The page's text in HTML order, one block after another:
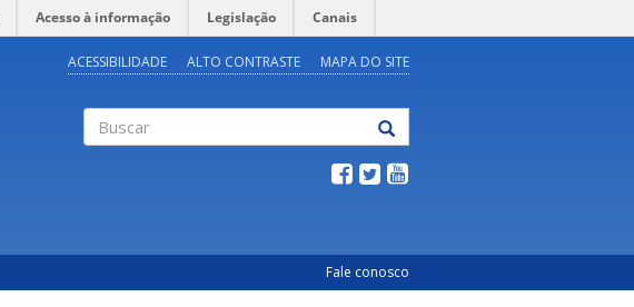
Acesso à informação Legislação Canais
ACESSIBILIDADE ALTO CONTRASTE MAPA DO SITE
Fale conosco